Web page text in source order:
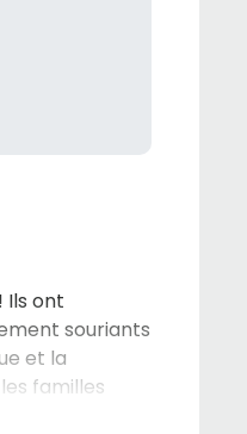
Ils ont
souriants
et la
familles